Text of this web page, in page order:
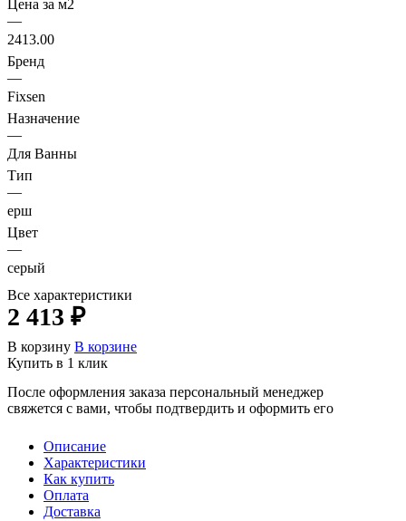
Цена за м2
—
2413.00
Бренд
—
Fixsen
Назначение
—
Для Ванны
Тип
—
ерш
Цвет
—
серый
Все характеристики
2 413 ₽
В корзину В корзине
Купить в 1 клик
После оформления заказа персональный менеджер
свяжется с вами, чтобы подтвердить и оформить его
Описание
Характеристики
Как купить
Оплата
Доставка